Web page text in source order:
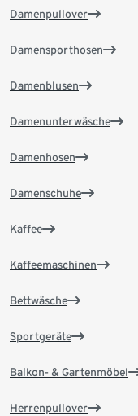
Damenpullover
Damensporthosen
Damenblusen
Damenunterwäsche
Damenhosen
Damenschuhe
Kaffee
Kaffeemaschinen
Bettwäsche
Sportgeräte
Balkon- & Gartenmöbel
Herrenpullover